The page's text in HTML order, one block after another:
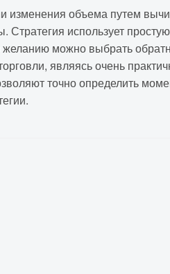
изменения объема путем
использует
можно выбрать
являясь очень
точно определить